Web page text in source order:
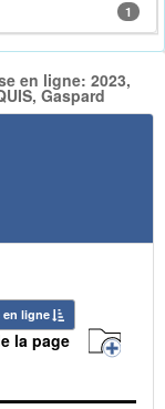
1
en ligne: 2023,
Gaspard
en ligne
la page